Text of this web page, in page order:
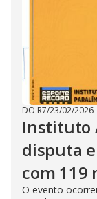
DO R7/23/02/2026
Instituto
disputa
com 119
O evento